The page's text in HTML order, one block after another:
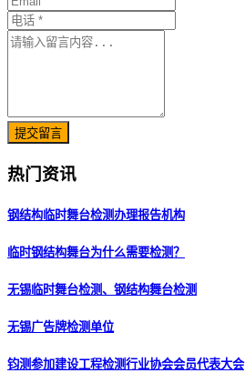
提交留言
热门资讯
钢结构临时舞台检测办理报告机构
临时钢结构舞台为什么需要检测？
无锡临时舞台检测、钢结构舞台检测
无锡广告牌检测单位
钧测参加建设工程检测行业协会会员代表大会